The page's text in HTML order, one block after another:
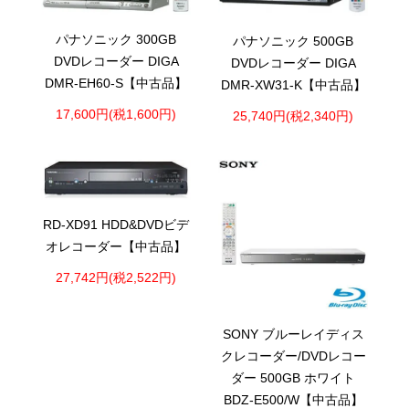
パナソニック 300GB
DVDレコーダー DIGA
DMR-EH60-S【中古品】
17,600円(税1,600円)
パナソニック 500GB
DVDレコーダー DIGA
DMR-XW31-K【中古品】
25,740円(税2,340円)
RD-XD91 HDD&DVDビデ
オレコーダー【中古品】
27,742円(税2,522円)
SONY ブルーレイディス
クレコーダー/DVDレコー
ダー 500GB ホワイト
BDZ-E500/W【中古品】